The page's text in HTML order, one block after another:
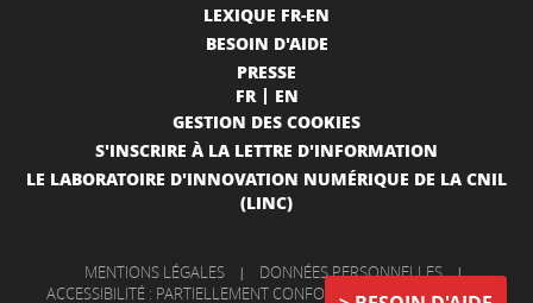
LEXIQUE FR-EN
BESOIN D'AIDE
PRESSE
FR
EN
GESTION DES COOKIES
S'INSCRIRE À LA LETTRE D'INFORMATION
LE LABORATOIRE D'INNOVATION NUMÉRIQUE DE LA CNIL
(LINC)
MENTIONS LÉGALES | DONNÉES PERSONNELLES |
ACCESSIBILITÉ : PARTIELLEMENT CONFORME
| INFORMATIONS